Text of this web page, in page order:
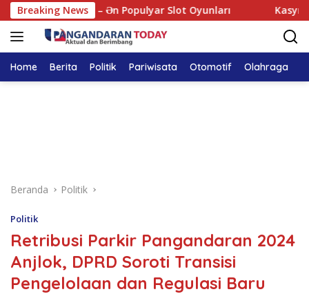
Langsung
ke
konten
Breaking News
Kazino – Ən Populyar Slot Oyunları Kasyno
Home Berita Politik Pariwisata Otomotif Olahraga
Beranda Politik
Politik
Retribusi Parkir Pangandaran 2024
Anjlok, DPRD Soroti Transisi
Pengelolaan dan Regulasi Baru